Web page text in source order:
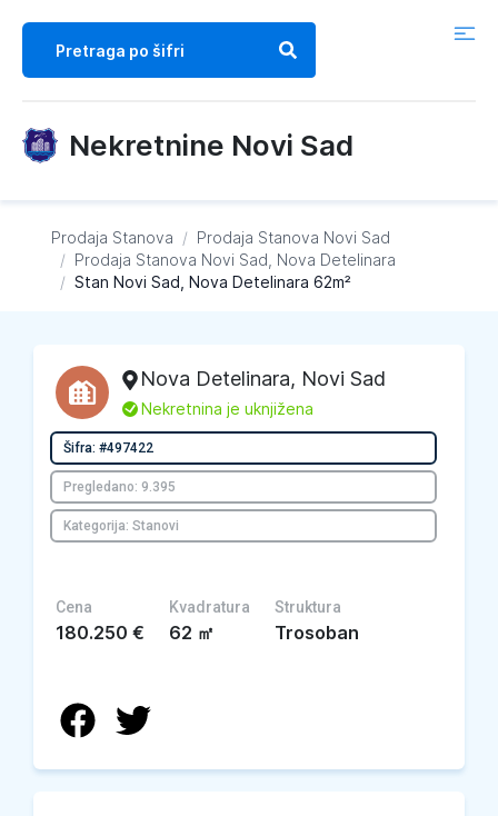
Nekretnine Novi Sad
Prodaja Stanova / Prodaja Stanova Novi Sad
/ Prodaja Stanova Novi Sad, Nova Detelinara
/ Stan Novi Sad, Nova Detelinara 62m²
Nova Detelinara, Novi Sad
L Nekretnina je uknjižena
Šifra: #497422
Pregledano: 9.395
Kategorija: Stanovi
Cena
180.250 €
Kvadratura
62 ㎡
Struktura
Trosoban